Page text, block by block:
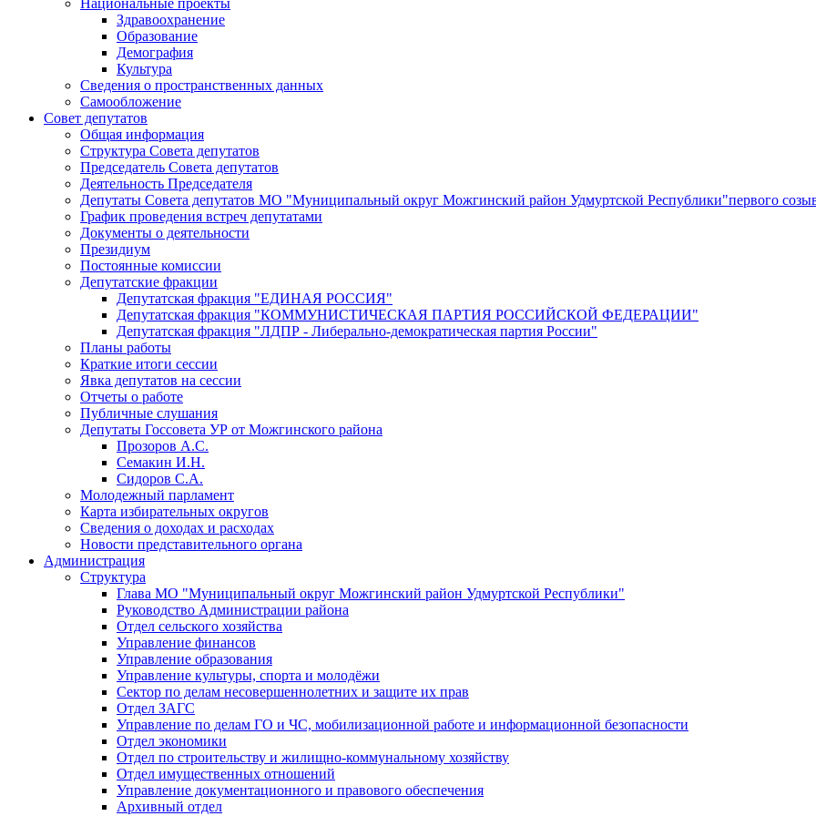
Здравоохранение
Образование
Демография
Культура
Сведения о пространственных данных
Самообложение
Совет депутатов
Общая информация
Структура Совета депутатов
Председатель Совета депутатов
Деятельность Председателя
Депутаты Совета депутатов МО "Муниципальный округ Можгинский район Удмуртской Республики"первого
График проведения встреч депутатами
Документы о деятельности
Президиум
Постоянные комиссии
Депутатские фракции
Депутатская фракция "ЕДИНАЯ РОССИЯ"
Депутатская фракция "КОММУНИСТИЧЕСКАЯ ПАРТИЯ РОССИЙСКОЙ ФЕДЕРАЦИИ"
Депутатская фракция "ЛДПР - Либерально-демократическая партия России"
Планы работы
Краткие итоги сессии
Явка депутатов на сессии
Отчеты о работе
Публичные слушания
Депутаты Госсовета УР от Можгинского района
Прозоров А.С.
Семакин И.Н.
Сидоров С.А.
Молодежный парламент
Карта избирательных округов
Сведения о доходах и расходах
Новости представительного органа
Администрация
Структура
Глава МО "Муниципальный округ Можгинский район Удмуртской Республики"
Руководство Администрации района
Отдел сельского хозяйства
Управление финансов
Управление образования
Управление культуры, спорта и молодёжи
Сектор по делам несовершеннолетних и защите их прав
Отдел ЗАГС
Управление по делам ГО и ЧС, мобилизационной работе и информационной безопасности
Отдел экономики
Отдел по строительству и жилищно-коммунальному хозяйству
Отдел имущественных отношений
Управление документационного и правового обеспечения
Архивный отдел